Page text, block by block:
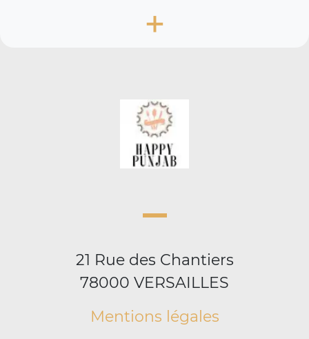
+
21 Rue des Chantiers
78000 VERSAILLES
Mentions légales